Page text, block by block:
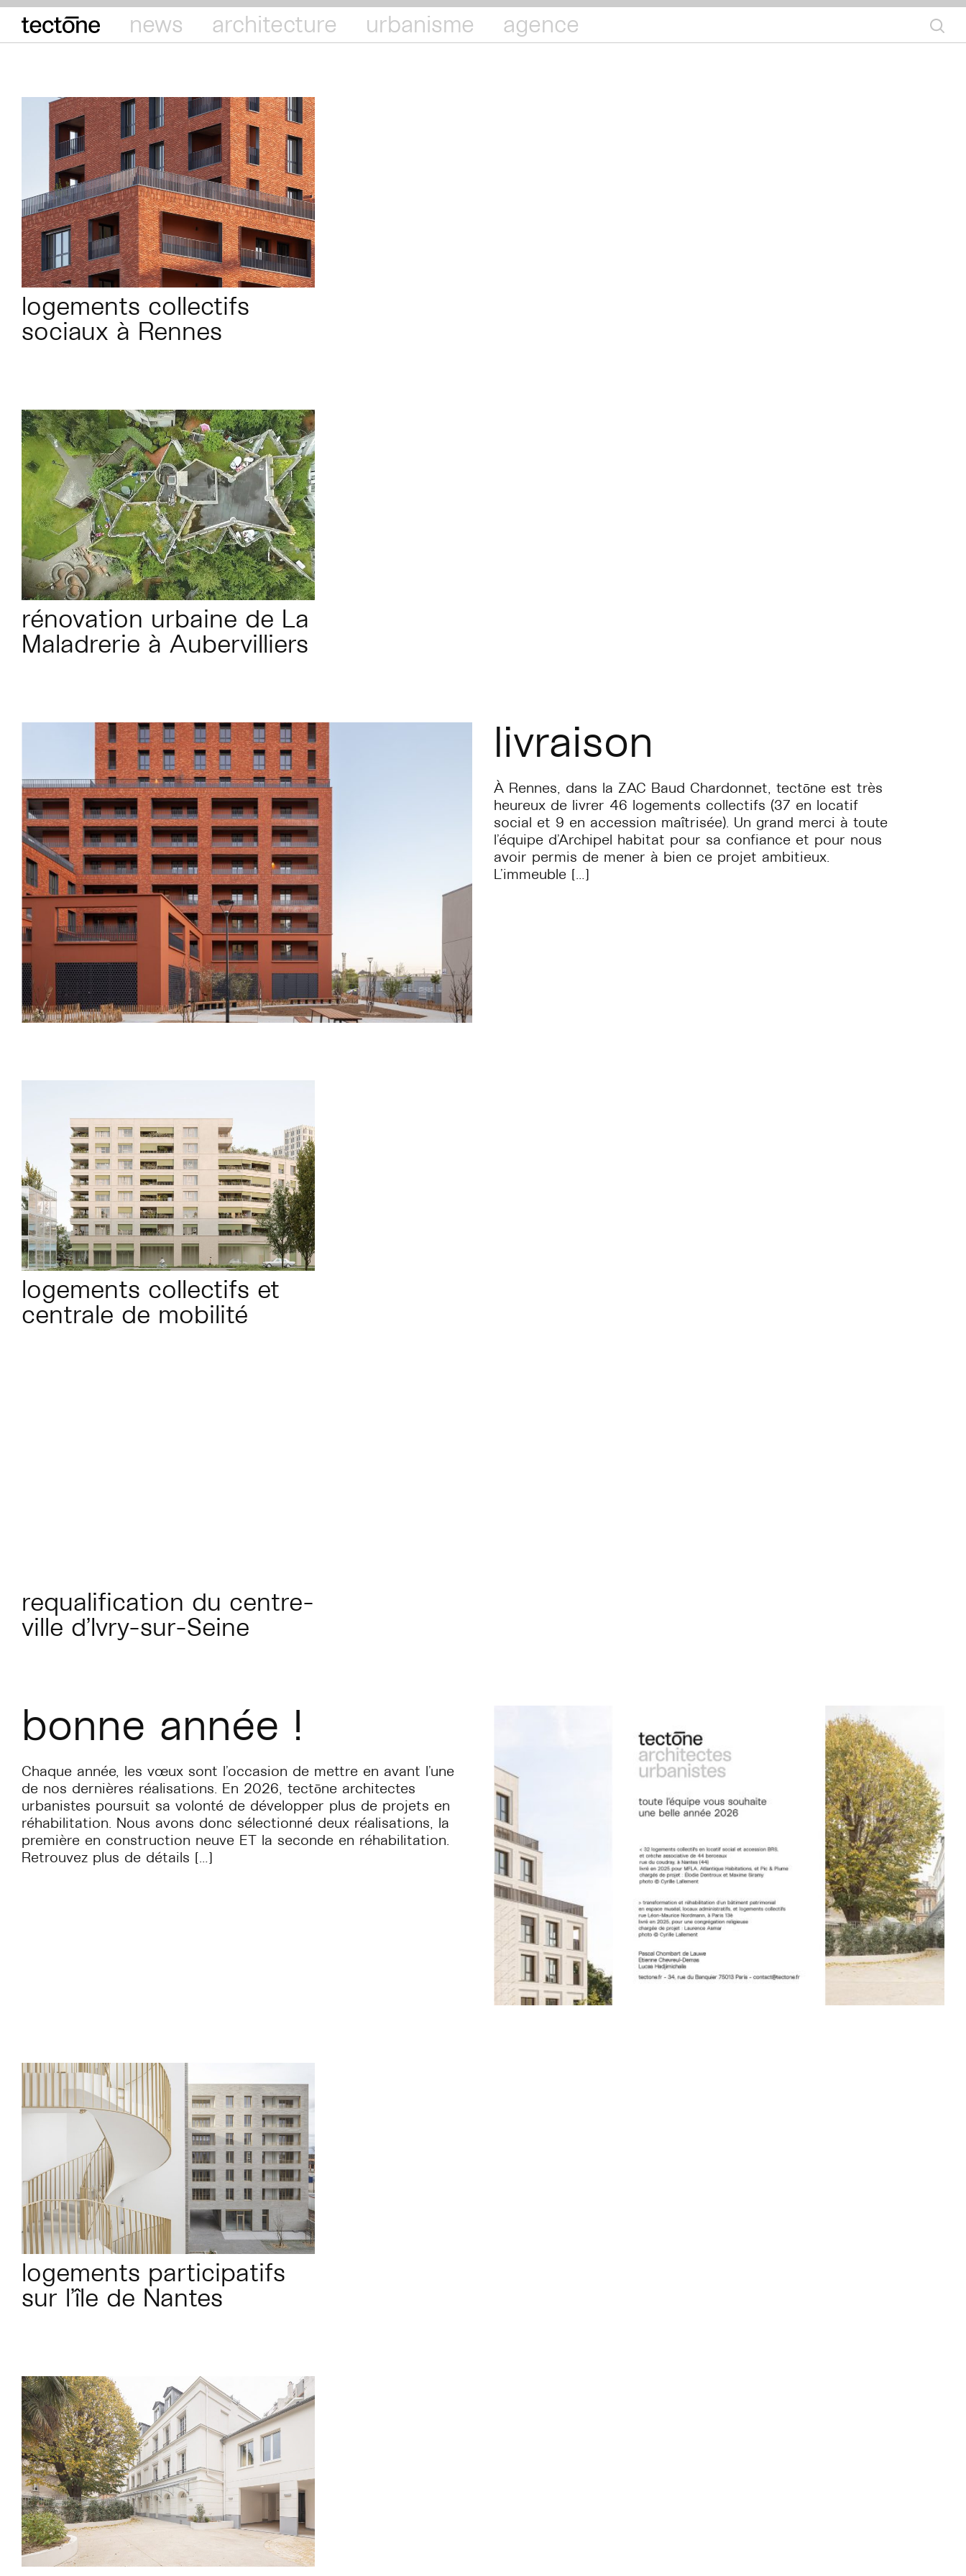
tectōne news architecture urbanisme agence
logements collectifs
sociaux à Rennes
rénovation urbaine de La
Maladrerie à Aubervilliers
livraison
À Rennes, dans la ZAC Baud Chardonnet, tectōne est très
heureux de livrer 46 logements collectifs (37 en locatif
social et 9 en accession maîtrisée). Un grand merci à toute
l’équipe d’Archipel habitat pour sa confiance et pour nous
avoir permis de mener à bien ce projet ambitieux.
L’immeuble […]
logements collectifs et
centrale de mobilité
requalification du centre-
ville d’Ivry-sur-Seine
bonne année !
Chaque année, les vœux sont l’occasion de mettre en avant l’une
de nos dernières réalisations. En 2026, tectōne architectes
urbanistes poursuit sa volonté de développer plus de projets en
réhabilitation. Nous avons donc sélectionné deux réalisations, la
première en construction neuve ET la seconde en réhabilitation.
Retrouvez plus de détails […]
logements participatifs
sur l’île de Nantes